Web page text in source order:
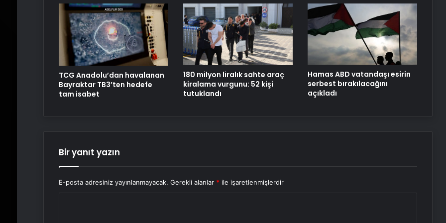
Datahost İle Güvenilir Sunucu
Hizmetleri
TCG Anadolu’dan havalanan
Bayraktar TB3’ten hedefe
tam isabet
180 milyon liralık sahte araç
kiralama vurgunu: 52 kişi
tutuklandı
Hamas ABD vatandaşı esirin
serbest bırakılacağını
açıkladı
Bir yanıt yazın
E-posta adresiniz yayınlanmayacak. Gerekli alanlar * ile işaretlenmişlerdir